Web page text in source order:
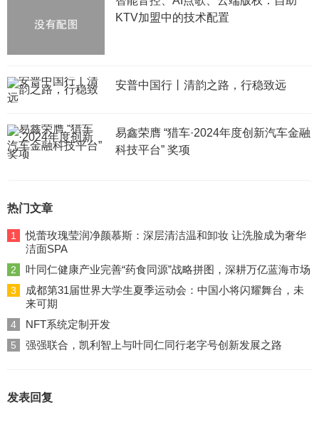
KTV加盟中的技术配置
安普中国行丨清韵之路，行稳致远
易鑫荣膺 “猎车·2024年度创新汽车金融
科技平台” 奖项
热门文章
1
悦蕾玫瑰莹润净颜慕斯：深层清洁温和卸妆 让洗脸成为奢华
洁面SPA
2 叶同仁健康产业完善“药食同源”战略拼图，深耕万亿蓝海市场
3
成都第31届世界大学生夏季运动会：中国小将闪耀舞台，未
来可期
4 NFT系统定制开发
5 强强联合，凯利智上与叶同仁同行老字号创新发展之路
发表回复